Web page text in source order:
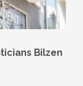
Bilzen